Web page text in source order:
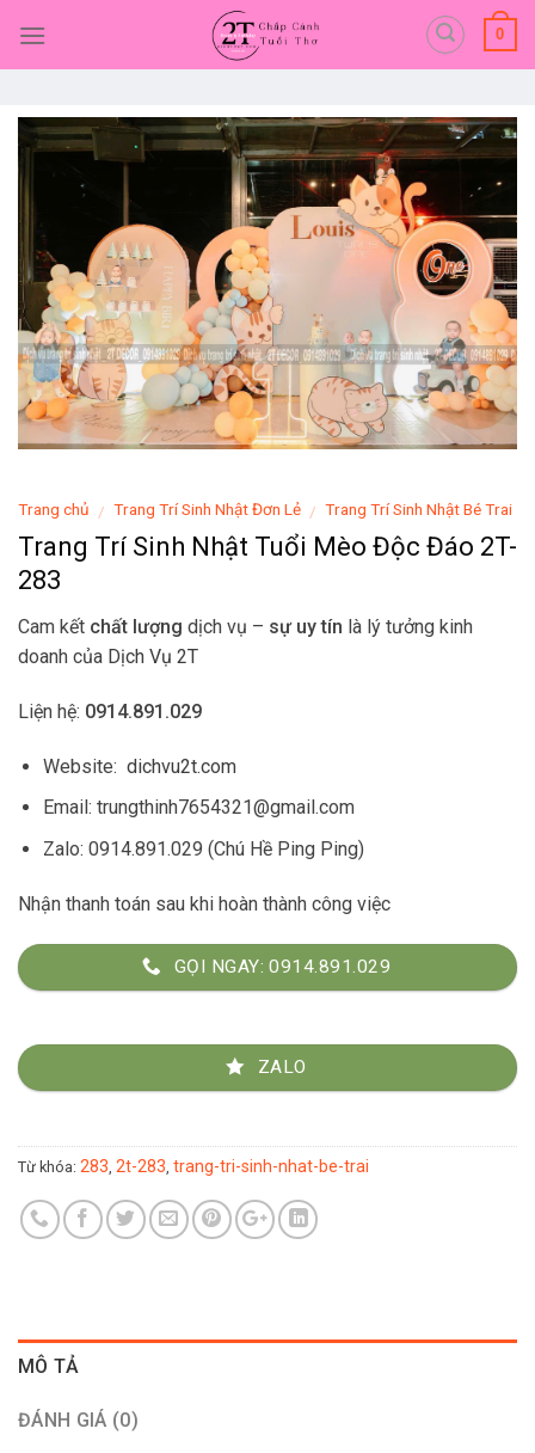
content
0
Trang chủ / Trang Trí Sinh Nhật Đơn Lẻ / Trang Trí Sinh Nhật Bé Trai
Trang Trí Sinh Nhật Tuổi Mèo Độc Đáo 2T-
283
Cam kết chất lượng dịch vụ – sự uy tín là lý tưởng kinh
doanh của Dịch Vụ 2T
Liện hệ: 0914.891.029
Website: dichvu2t.com
Email: trungthinh7654321@gmail.com
Zalo: 0914.891.029 (Chú Hề Ping Ping)
Nhận thanh toán sau khi hoàn thành công việc
GỌI NGAY: 0914.891.029
ZALO
Từ khóa: 283 2t-283 trang-tri-sinh-nhat-be-trai
MÔ TẢ
ĐÁNH GIÁ (0)